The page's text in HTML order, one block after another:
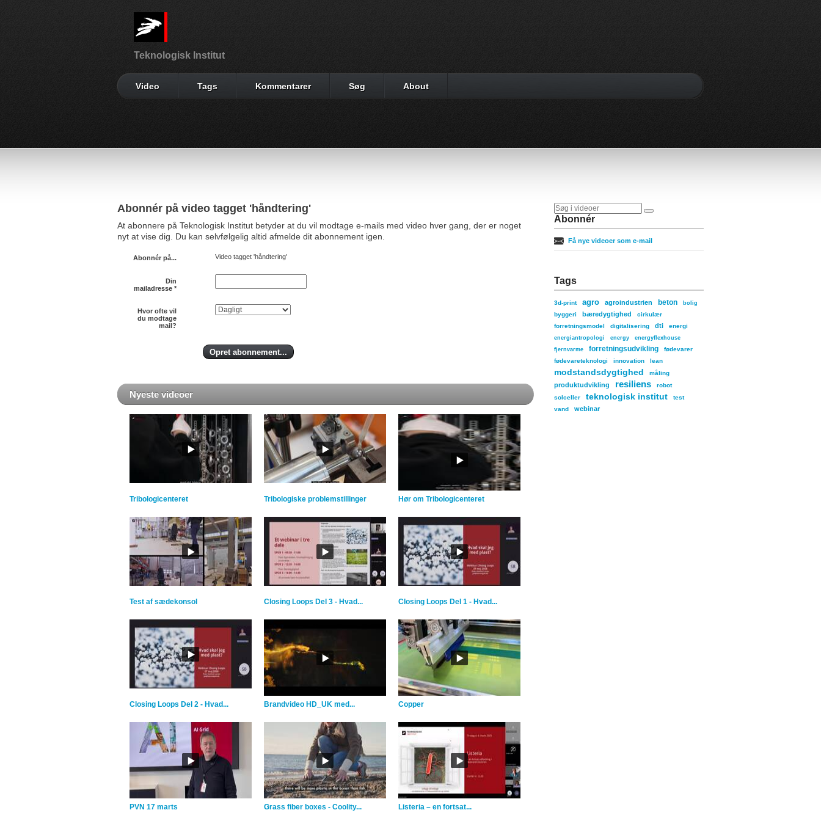
Teknologisk Institut
Video Tags Kommentarer Søg About
Abonnér
Få nye videoer som e-mail
Tags
3d-print agro agroindustrien beton bolig
byggeri bæredygtighed
cirkulær
forretningsmodel
digitalisering dti energi
energiantropologi energy
energyflexhouse
fjernvarme
forretningsudvikling
fødevarer
fødevareteknologi
innovation lean
modstandsdygtighed måling
produktudvikling resiliens
robot
solceller
teknologisk institut
test
vand
webinar
Abonnér på video tagget 'håndtering'
At abonnere på Teknologisk Institut betyder at du vil modtage e-mails med video hver gang, der er noget
nyt at vise dig. Du kan selvfølgelig altid afmelde dit abonnement igen.
Abonnér på... Video tagget 'håndtering'
Din
mailadresse *
Hvor ofte vil
du modtage
mail?
Nyeste videoer
Tribologicenteret Tribologiske problemstillinger Hør om Tribologicenteret
Test af sædekonsol Closing Loops Del 3 - Hvad... Closing Loops Del 1 - Hvad...
Closing Loops Del 2 - Hvad... Brandvideo HD_UK med... Copper
PVN 17 marts Grass fiber boxes - Coolity... Listeria – en fortsat...